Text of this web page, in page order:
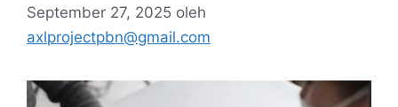
September 27, 2025 oleh
axlprojectpbn@gmail.com